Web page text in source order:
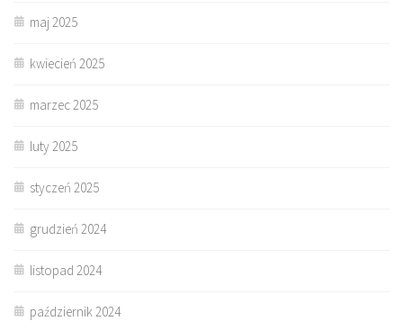
maj 2025
kwiecień 2025
marzec 2025
luty 2025
styczeń 2025
grudzień 2024
listopad 2024
październik 2024